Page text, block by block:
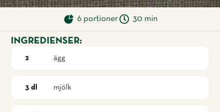
6 portioner 30 min
INGREDIENSER:
2 ägg
3 dl mjölk